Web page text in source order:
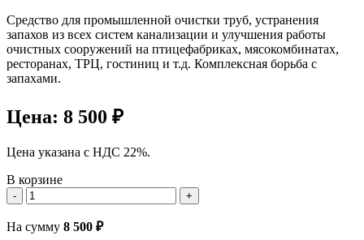
Средство для промышленной очистки труб, устранения
запахов из всех систем канализации и улучшения работы
очистных сооружений на птицефабриках, мясокомбинатах,
ресторанах, ТРЦ, гостиниц и т.д. Комплексная борьба с
запахами.
Цена: 8 500 ₽
Цена указана с НДС 22%.
В корзине
- +
На сумму 8 500 ₽